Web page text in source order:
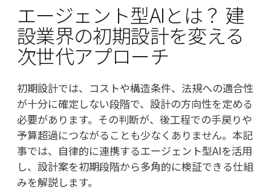
ソリューション
KnowledgeBuilder
ReqManager
AI BIM Checker
オンラインデモ
ナレッジセンター
ニュース
ブログ
よくあるご質問
EN/ JP
お問い合わせ
EXPLORE THE CATALOGUE
Solutions
ロンドンで開催される「Digital
2026」に出展します
エージェント型AIとは？ 建
設業界の初期設計を変える
次世代アプローチ
初期設計では、コストや構造条件、法規への適合性
が十分に確定しない段階で、設計の方向性を定める
必要があります。その判断が、後工程での手戻りや
予算超過につながることも少なくありません。本記
事では、自律的に連携するエージェント型AIを活用
し、設計案を初期段階から多角的に検証できる仕組
みを解説します。